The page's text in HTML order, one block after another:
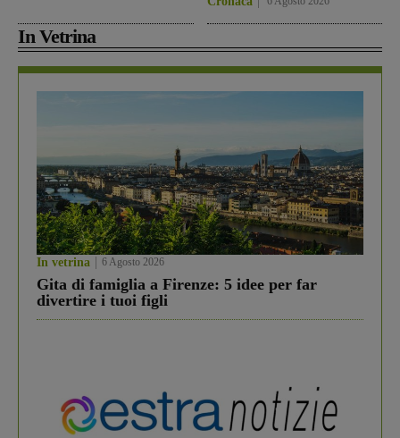
In Vetrina
In vetrina 6 Agosto 2026
Gita di famiglia a Firenze: 5 idee per far
divertire i tuoi figli